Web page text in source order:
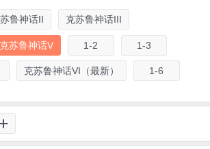
鲁神话II 克苏鲁神话III
克苏鲁神话V 1-2 1-3
克苏鲁神话VI（最新） 1-6